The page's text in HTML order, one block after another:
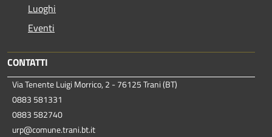
Luoghi
Eventi
CONTATTI
Via Tenente Luigi Morrico, 2 - 76125 Trani (BT)
0883 581331
0883 582740
urp@comune.trani.bt.it